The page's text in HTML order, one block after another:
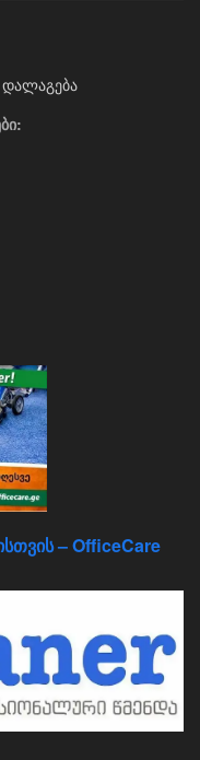
– OfficeCare